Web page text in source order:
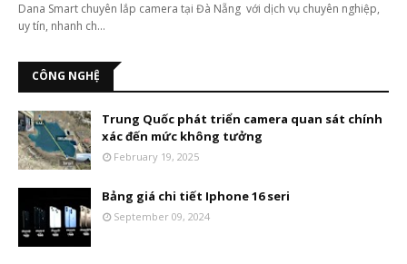
Dana Smart chuyên lắp camera tại Đà Nẵng với dịch vụ chuyên nghiệp,
uy tín, nhanh ch…
CÔNG NGHỆ
Trung Quốc phát triển camera quan sát chính
xác đến mức không tưởng
February 19, 2025
Bảng giá chi tiết Iphone 16 seri
September 09, 2024